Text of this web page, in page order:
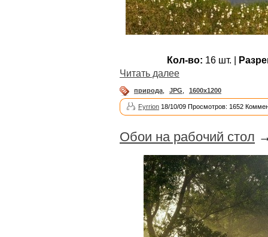
Кол-во: 16 шт. |
Читать далее
природа JPG 1600x1200
Fyrrion 18/10/09 Просмотров: 1652
Обои на рабочий стол